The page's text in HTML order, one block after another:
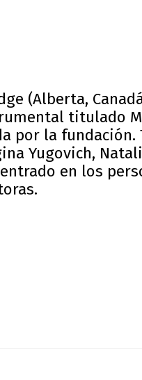
(Alberta,
titulado
por la
Yugovich,
en los